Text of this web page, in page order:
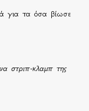
για τα όσα βίωσε
στριπ-κλαμπ της